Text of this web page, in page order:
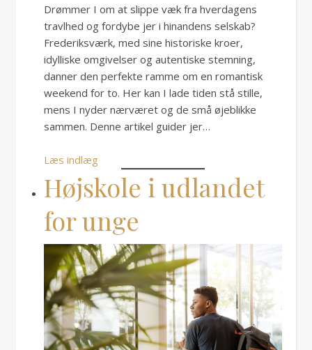
Drømmer I om at slippe væk fra hverdagens
travlhed og fordybe jer i hinandens selskab?
Frederiksværk, med sine historiske kroer,
idylliske omgivelser og autentiske stemning,
danner den perfekte ramme om en romantisk
weekend for to. Her kan I lade tiden stå stille,
mens I nyder nærværet og de små øjeblikke
sammen. Denne artikel guider jer…
Læs indlæg
Højskole i udlandet
for unge